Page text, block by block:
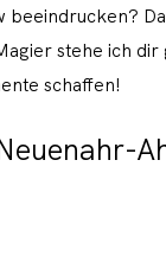
stehe ich
schaffen!